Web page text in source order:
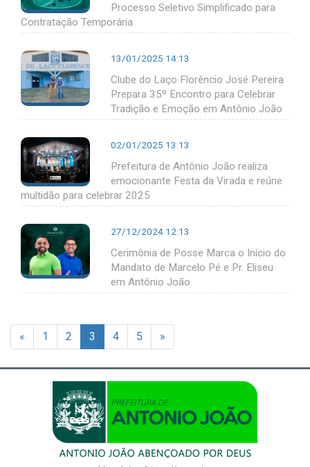
Processo Seletivo Simplificado para
Contratação Temporária
13/01/2025 14:13
Clube do Laço Florêncio José Pereira
Prepara 35º Encontro para Celebrar
Tradição e Emoção em Antônio João
02/01/2025 13:13
Prefeitura de Antônio João realiza
emocionante Festa da Virada e reúne
multidão para celebrar 2025
27/12/2024 12:13
Cerimônia de Posse Marca o Início do
Mandato de Marcelo Pé e Pr. Eliseu
em Antônio João
« 1 2 3 4 5 »